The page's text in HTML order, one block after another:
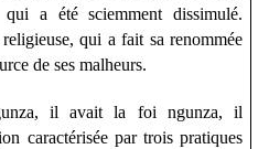
a été sciemment dissimulé.
qui a fait sa renommée
de ses malheurs.
il avait la foi ngunza, il
caractérisée par trois pratiques